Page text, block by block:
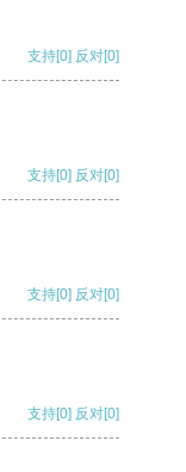
支持[0] 反对[0]
支持[0] 反对[0]
支持[0] 反对[0]
支持[0] 反对[0]